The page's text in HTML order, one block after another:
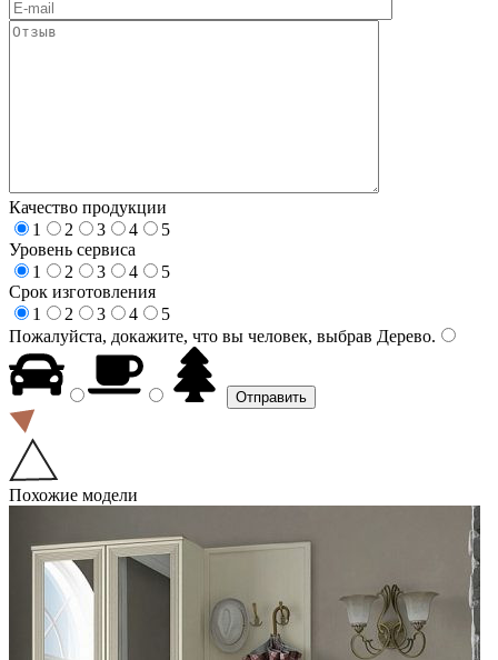
Качество продукции
1
2 3 4
5
Уровень сервиса
1
2 3 4
5
Срок изготовления
1
2 3 4
5
Пожалуйста, докажите, что вы человек, выбрав Дерево.
Похожие модели